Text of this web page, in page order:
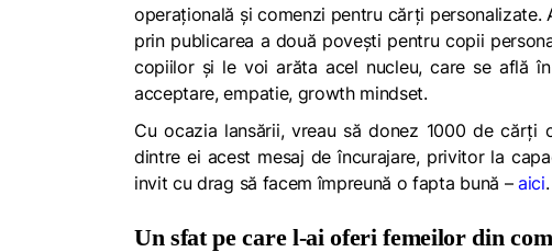
operațională și comenzi pentru cărți personalizate.
prin publicarea a două povești pentru copii
copiilor și le voi arăta acel nucleu, care se află
acceptare, empatie, growth mindset.
Cu ocazia lansării, vreau să donez 1000 de
dintre ei acest mesaj de încurajare, privitor la
invit cu drag să facem împreună o fapta bună – aici.
Un sfat pe care l-ai oferi femeilor din